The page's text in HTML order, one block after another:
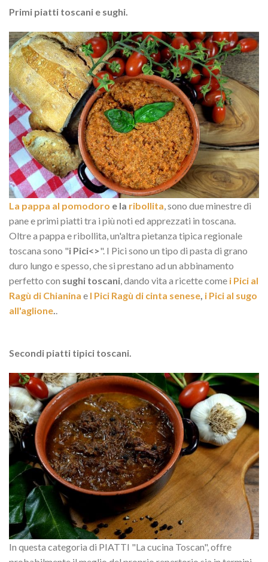
Primi piatti toscani e sughi.
La pappa al pomodoro e la ribollita, sono due minestre di
pane e primi piatti tra i più noti ed apprezzati in toscana.
Oltre a pappa e ribollita, un'altra pietanza tipica regionale
toscana sono "i Pici<>". I Pici sono un tipo di pasta di grano
duro lungo e spesso, che si prestano ad un abbinamento
perfetto con sughi toscani, dando vita a ricette come i Pici al
Ragù di Chianina e I Pici Ragù di cinta senese, i Pici al sugo
all'aglione..
Secondi piatti tipici toscani.
In questa categoria di PIATTI "La cucina Toscan", offre